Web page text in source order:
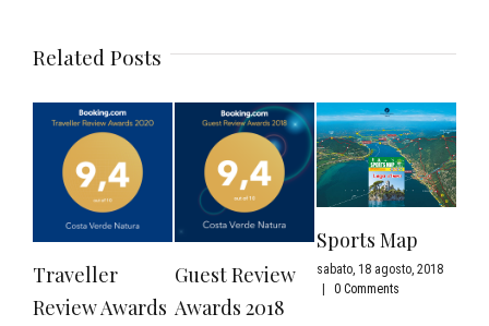
Related Posts
Traveller
Review Awards
Guest Review
Awards 2018
Sports Map
sabato, 18 agosto, 2018
0 Comments